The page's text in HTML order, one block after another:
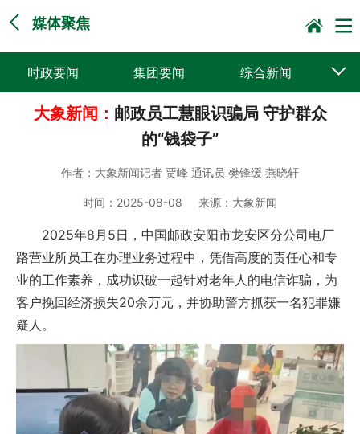
媒体聚焦
时政要闻 集团要闻 综合新闻
媒体聚焦 党建动态 普遍服务
大象新闻： 邮政员工慧眼识骗局 守护群众
的“钱袋子”
作者： 大象新闻记者 贾峰 通讯员 樊锋缓 燕晓轩
时间： 2025-08-08 来源： 大象新闻
2025年8月5日，中国邮政安阳市龙安区分公司电厂
路营业所员工在办理业务过程中，凭借高度的责任心和专
业的工作素养，成功识破一起针对老年人的电信诈骗，为
客户挽回经济损失20余万元，并协助警方抓获一名犯罪嫌
疑人。